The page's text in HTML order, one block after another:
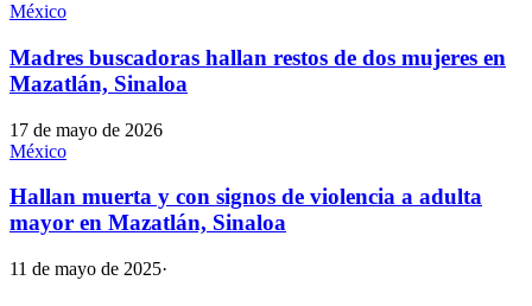
México
Madres buscadoras hallan restos de dos mujeres en
Mazatlán, Sinaloa
17 de mayo de 2026
México
Hallan muerta y con signos de violencia a adulta
mayor en Mazatlán, Sinaloa
11 de mayo de 2025·